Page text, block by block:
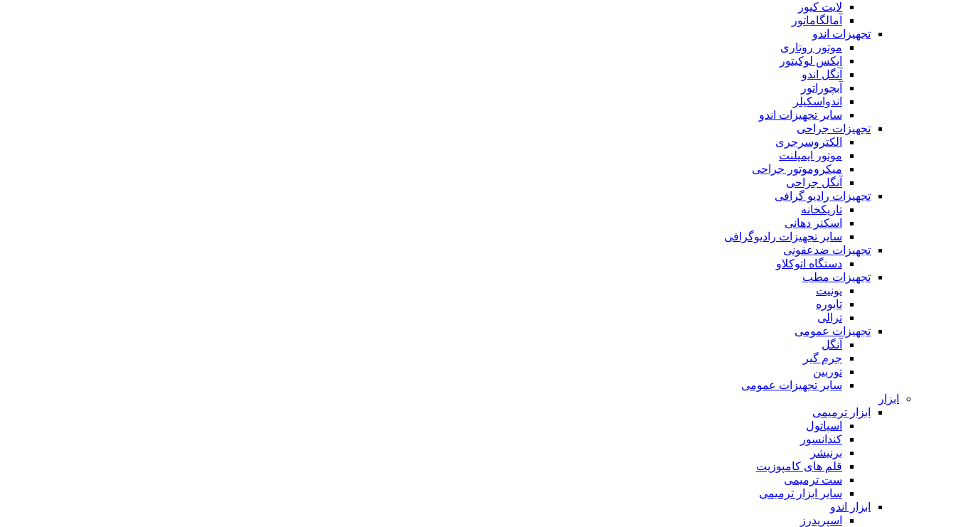
لایت کیور
آمالگاماتور
تجهیزات اندو
موتور روتاری
اپکس لوکیتور
آنگل اندو
آبچوراتور
اندواسکیلر
سایر تجهیزات اندو
تجهیزات جراحی
الکتروسرجری
موتور ایمپلنت
میکروموتور جراحی
آنگل جراحی
تجهیزات رادیو گرافی
تاریکخانه
اسکنر دهانی
سایر تجهیزات رادیوگرافی
تجهیزات ضدعفونی
دستگاه اتوکلاو
تجهیزات مطب
یونیت
تابوره
ترالی
تجهیزات عمومی
آنگل
جرم گیر
توربین
سایر تجهیزات عمومی
ابزار
ابزار ترمیمی
اسپاتول
کندانسور
برنیشر
قلم های کامپوزیت
ست ترمیمی
سایر ابزار ترمیمی
ابزار اندو
اسپریدرز